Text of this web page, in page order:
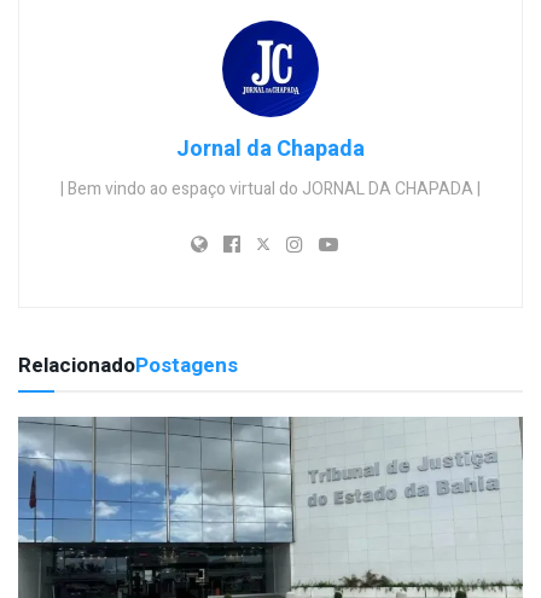
Jornal da Chapada
| Bem vindo ao espaço virtual do JORNAL DA CHAPADA |
RelacionadoPostagens